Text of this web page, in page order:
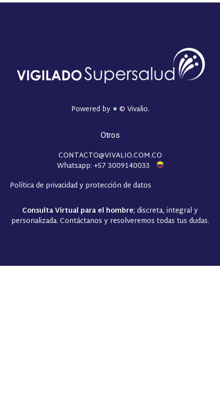
Powered by © Vivalio.
Otros
CONTACTO@VIVALIO.COM.CO
Whatsapp: +57 3009140033
Política de privacidad y protección de datos
Consulta Virtual para el hombre; discreta, integral y
personalizada. Contáctanos y resolveremos todas tus dudas.